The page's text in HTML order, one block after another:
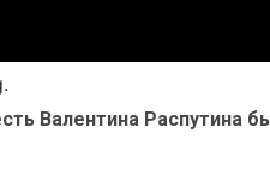
Валентина Распутина